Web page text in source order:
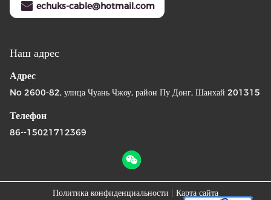
echuks-cable@hotmail.com
Наш адрес
Адрес
No 2600-82, улица Чуань Чжоу, район Пу Донг, Шанхай 201315
Телефон
86--15021712369
Политика конфиденциальности | Карта сайта